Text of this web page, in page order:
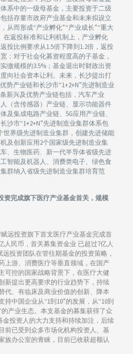
系中的一级母基金，主要投资于二级
括存量市政府产业基金和未来拟设立
从而形成“产业孵化”“产业成长”“重大
在返投标准和让利机制上，产业孵化
投比例要求从1.5倍下降到1.2倍，返投
；对于社会化募资程度高的子基金，
缴规模的3.5%；基金退出时财政出资
向社会资本让利。未来，长沙提出打
势产业链和长沙市“1+2+N”先进制造业
新兴及优势产业链包括，汽车产业
（含传感器）产业链、显示功能器件
及集成电路产业链、5G应用产业链、
沙市“1+2+N”先进制造业集群体系包
世界级先进制造业集群，创建先进储能
及创新应用2个国家级先进制造业集
、生物医药、新一代半导体省级先进
智能及机器人、消费类电子、绿色食
群纳入省级先进制造业集群培育范
资完成旗下医疗产业基金首关，规模
远投资旗下首支医疗产业基金完成首
人民币，首关募集资金业 已超过7亿人
远投资团队在管往期基金的投资策略，
上游、消费医疗等垂直领域，在国产
可控的国家战略背景下，在医疗大健
新提出更高要求的行业趋势下，持续
代、有临床及商业价值的创新、降本
中国企业从“1到10”的发展，从“10到
的产业生态。本支基金的募集获得了众
金投资人的大力支持和持续加注，后续
前已受到众多市场化机构投资人、基
族办公室的青睐，目前已收获超额认